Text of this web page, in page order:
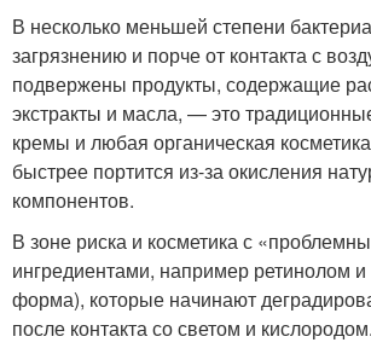
В несколько меньшей степени
загрязнению и порче от контакта с
подвержены продукты, содержащие
экстракты и масла, — это
кремы и любая органическая
быстрее портится из-за окисления
компонентов.
В зоне риска и косметика с
ингредиентами, например ретинолом
форма), которые начинают
после контакта со светом и кислородом.